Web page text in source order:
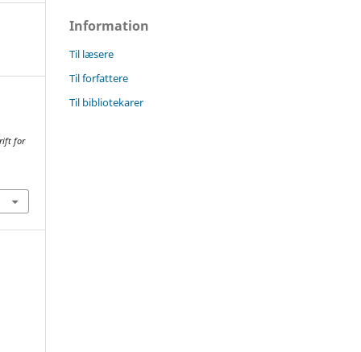
for
Information
Til læsere
Til forfattere
Til bibliotekarer